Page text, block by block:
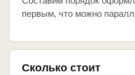
первым, что можно
Сколько стоит